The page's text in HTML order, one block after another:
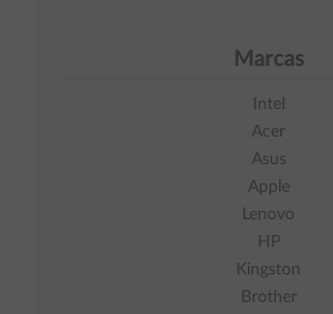
Marcas
Intel
Acer
Asus
Apple
Lenovo
HP
Kingston
Brother